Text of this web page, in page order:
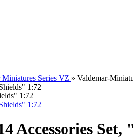
Miniatures Series VZ » Valdemar-
1:72
Accessories